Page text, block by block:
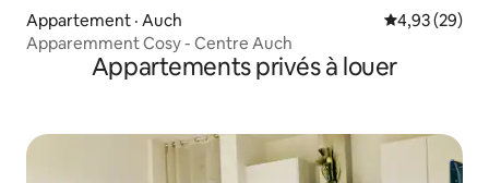
Appartement · Auch Note
4,93 (29)
Apparemment Cosy - Centre Auch
Appartements privés à louer